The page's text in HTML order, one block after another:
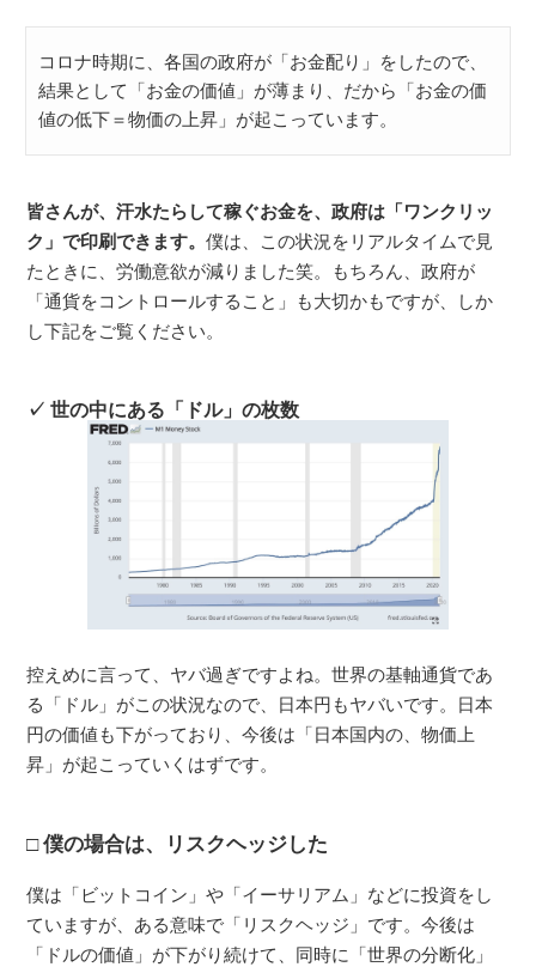
コロナ時期に、各国の政府が「お金配り」をしたので、
結果として「お金の価値」が薄まり、だから「お金の価
値の低下＝物価の上昇」が起こっています。
皆さんが、汗水たらして稼ぐお金を、政府は「ワンクリッ
ク」で印刷できます。僕は、この状況をリアルタイムで見
たときに、労働意欲が減りました笑。もちろん、政府が
「通貨をコントロールすること」も大切かもですが、しか
し下記をご覧ください。
世の中にある「ドル」の枚数
控えめに言って、ヤバ過ぎですよね。世界の基軸通貨であ
る「ドル」がこの状況なので、日本円もヤバいです。日本
円の価値も下がっており、今後は「日本国内の、物価上
昇」が起こっていくはずです。
僕の場合は、リスクヘッジした
僕は「ビットコイン」や「イーサリアム」などに投資をし
ていますが、ある意味で「リスクヘッジ」です。今後は
「ドルの価値」が下がり続けて、同時に「世界の分断化」